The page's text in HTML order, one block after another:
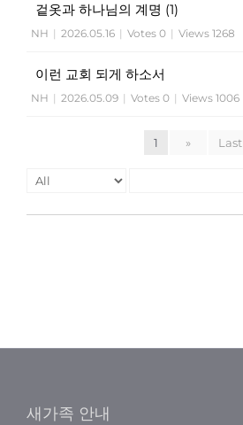
겉옷과 하나님의 계명 (1)
NH | 2026.05.16 | Votes 0 | Views 1268
이런 교회 되게 하소서
NH | 2026.05.09 | Votes 0 | Views 1006
1 » Last
새가족 안내